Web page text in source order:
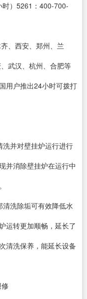
）5261：400-700-
、西安、郑州、兰
武汉、杭州、合肥等
用户推出24小时可拨打
并对壁挂炉运行进行
并消除壁挂炉在运行中
洗除垢可有效降低水
运转更加顺畅，延长了
清洗保养，能延长设备